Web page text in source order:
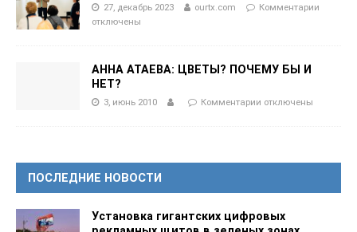
27, декабрь 2023 ourtx.com
Комментарии
отключены
АННА АТАЕВА: ЦВЕТЫ? ПОЧЕМУ БЫ И
НЕТ?
3, июнь 2010 Комментарии отключены
ПОСЛЕДНИЕ НОВОСТИ
Установка гигантских цифровых